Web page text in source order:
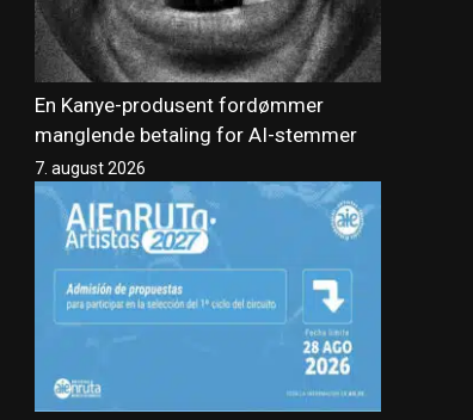
En Kanye-produsent fordømmer
manglende betaling for AI-stemmer
7. august 2026